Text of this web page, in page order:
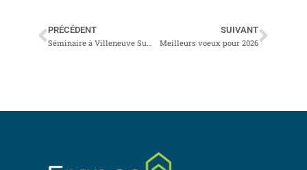
PRÉCÉDENT
Séminaire à Villeneuve Sur Lot
SUIVANT
Meilleurs voeux pour 2026